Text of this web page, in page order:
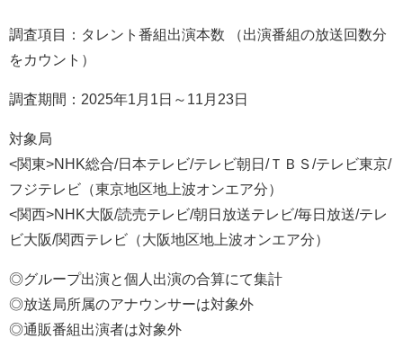
調査項目：タレント番組出演本数 （出演番組の放送回数分
をカウント）
調査期間：2025年1月1日～11月23日
対象局
<関東>NHK総合/日本テレビ/テレビ朝日/ＴＢＳ/テレビ東京/
フジテレビ（東京地区地上波オンエア分）
<関西>NHK大阪/読売テレビ/朝日放送テレビ/毎日放送/テレ
ビ大阪/関西テレビ（大阪地区地上波オンエア分）
◎グループ出演と個人出演の合算にて集計
◎放送局所属のアナウンサーは対象外
◎通販番組出演者は対象外